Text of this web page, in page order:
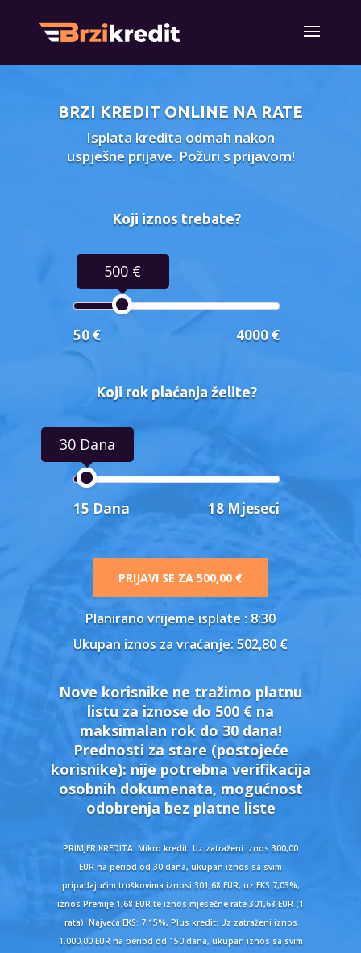
BRZI KREDIT ONLINE NA RATE
Isplata kredita odmah nakon
uspješne prijave. Požuri s prijavom!
Koji iznos trebate?
500 €
50 € 4000 €
Koji rok plaćanja želite?
30 Dana
15 Dana 18 Mjeseci
PRIJAVI SE ZA 500,00 €
Planirano vrijeme isplate : 8:30
Ukupan iznos za vraćanje: 502,80 €
Nove korisnike ne tražimo platnu
listu za iznose do 500 € na
maksimalan rok do 30 dana!
Prednosti za stare (postojeće
korisnike): nije potrebna verifikacija
osobnih dokumenata, mogućnost
odobrenja bez platne liste
PRIMJER KREDITA: Mikro kredit: Uz zatraženi iznos 300,00
EUR na period od 30 dana, ukupan iznos sa svim
pripadajućim troškovima iznosi 301,68 EUR, uz EKS 7,03%,
iznos Premije 1,68 EUR te iznos mjesečne rate 301,68 EUR (1
rata). Najveća EKS: 7,15%, Plus kredit: Uz zatraženi iznos
1.000,00 EUR na period od 150 dana, ukupan iznos sa svim